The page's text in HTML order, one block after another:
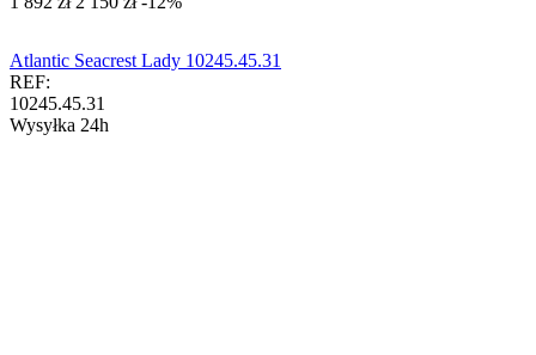
Atlantic Seacrest Lady 10245.45.31
REF:
10245.45.31
Wysyłka 24h